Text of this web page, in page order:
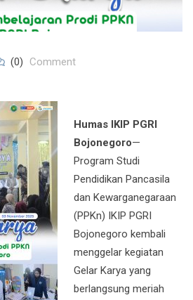
(0) Comment
Humas IKIP PGRI
Bojonegoro—
Program Studi
Pendidikan Pancasila
dan Kewarganegaraan
(PPKn) IKIP PGRI
Bojonegoro kembali
menggelar kegiatan
Gelar Karya yang
berlangsung meriah